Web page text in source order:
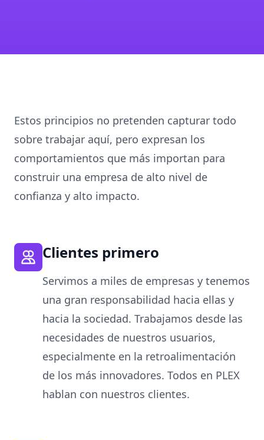
Estos principios no pretenden capturar todo
sobre trabajar aquí, pero expresan los
comportamientos que más importan para
construir una empresa de alto nivel de
confianza y alto impacto.
Clientes primero
Servimos a miles de empresas y tenemos
una gran responsabilidad hacia ellas y
hacia la sociedad. Trabajamos desde las
necesidades de nuestros usuarios,
especialmente en la retroalimentación
de los más innovadores. Todos en PLEX
hablan con nuestros clientes.